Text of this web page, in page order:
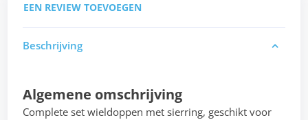
EEN REVIEW TOEVOEGEN
Beschrijving
Algemene omschrijving
Complete set wieldoppen met sierring, geschikt voor